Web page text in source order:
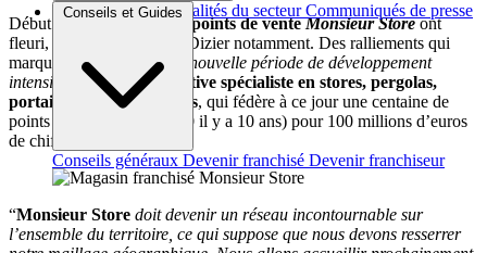
Brèves et actus Actualités du secteur Communiqués de presse
Conseils et Guides
Conseils généraux Devenir franchisé Devenir franchiseur
Début 2017, de nouveaux
points de vente Monsieur Store ont
fleuri, à Quimper et Saint-Dizier notamment. Des ralliements qui
marquent le début d’une
“nouvelle période de développement
intensif »
, pour la coopérative spécialiste en stores, pergolas,
portails, portes et fenêtres, qui fédère à ce jour une centaine de
points de vente (contre 130 il y a 10 ans) pour 100 millions d’euros
de chiffre d’affaires.
“Monsieur Store doit devenir un réseau incontournable sur
l’ensemble du territoire, ce qui suppose que nous devons resserrer